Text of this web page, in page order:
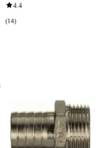
4.4
(14)